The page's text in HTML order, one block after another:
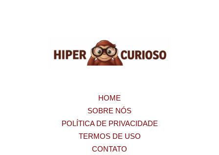
HOME
SOBRE NÓS
POLÍTICA DE PRIVACIDADE
TERMOS DE USO
CONTATO